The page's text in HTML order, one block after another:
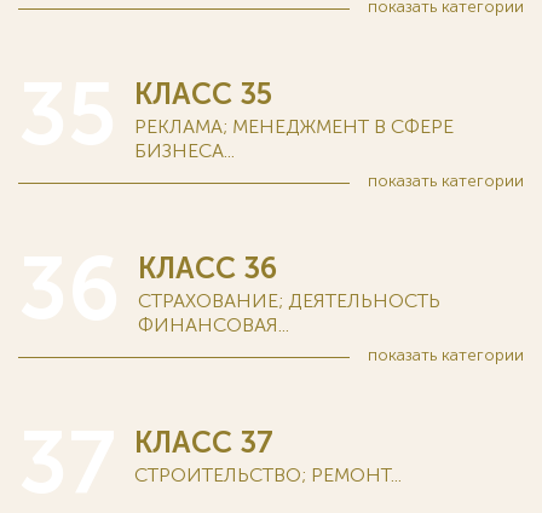
показать категории
КЛАСС 35
РЕКЛАМА; МЕНЕДЖМЕНТ В СФЕРЕ
БИЗНЕСА...
показать категории
КЛАСС 36
СТРАХОВАНИЕ; ДЕЯТЕЛЬНОСТЬ
ФИНАНСОВАЯ...
показать категории
КЛАСС 37
СТРОИТЕЛЬСТВО; РЕМОНТ...